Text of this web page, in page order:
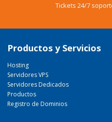
Tickets 24/7
Productos y Servicios
Hosting
Servidores VPS
Servidores Dedicados
Productos
Registro de Dominios